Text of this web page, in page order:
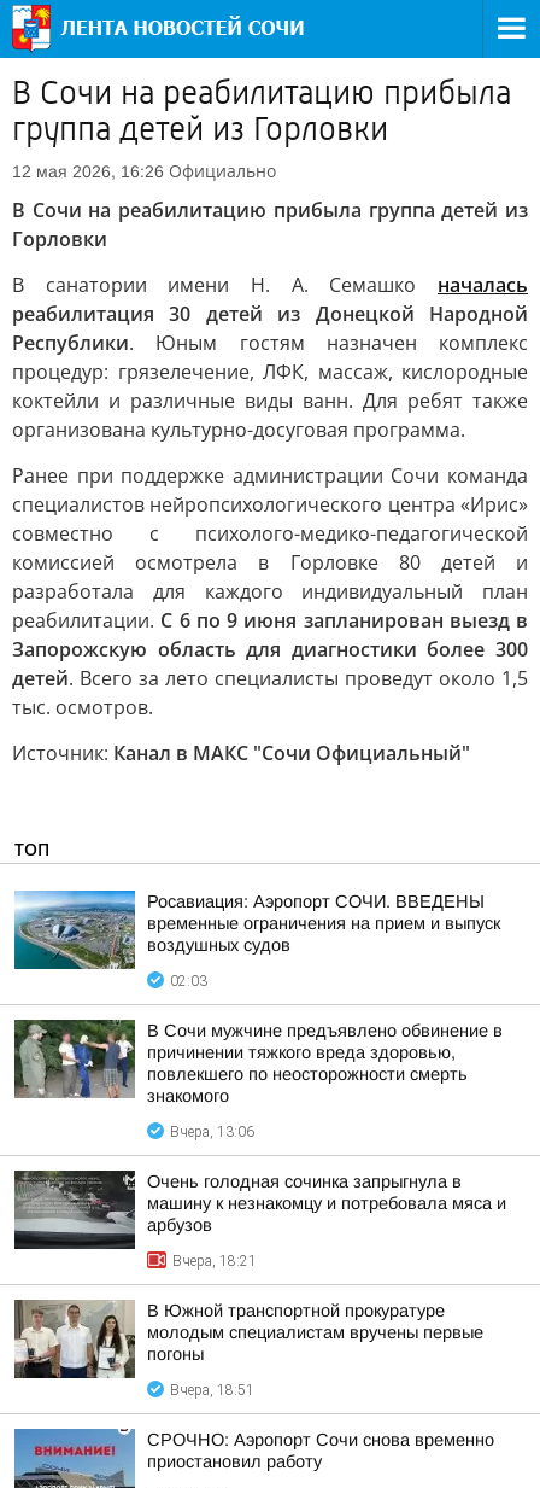
В Сочи на реабилитацию прибыла
группа детей из Горловки
12 мая 2026, 16:26 Официально
В Сочи на реабилитацию прибыла группа детей из
Горловки
В санатории имени Н. А. Семашко началась
реабилитация 30 детей из Донецкой Народной
Республики. Юным гостям назначен комплекс
процедур: грязелечение, ЛФК, массаж, кислородные
коктейли и различные виды ванн. Для ребят также
организована культурно-досуговая программа.
Ранее при поддержке администрации Сочи команда
специалистов нейропсихологического центра «Ирис»
совместно с психолого-медико-педагогической
комиссией осмотрела в Горловке 80 детей и
разработала для каждого индивидуальный план
реабилитации. С 6 по 9 июня запланирован выезд в
Запорожскую область для диагностики более 300
детей. Всего за лето специалисты проведут около 1,5
тыс. осмотров.
Источник: Канал в МАКС "Сочи Официальный"
ТОП
Росавиация: Аэропорт СОЧИ. ВВЕДЕНЫ
временные ограничения на прием и выпуск
воздушных судов
02:03
В Сочи мужчине предъявлено обвинение в
причинении тяжкого вреда здоровью,
повлекшего по неосторожности смерть
знакомого
Вчера, 13:06
Очень голодная сочинка запрыгнула в
машину к незнакомцу и потребовала мяса и
арбузов
Вчера, 18:21
В Южной транспортной прокуратуре
молодым специалистам вручены первые
погоны
Вчера, 18:51
СРОЧНО: Аэропорт Сочи снова временно
приостановил работу